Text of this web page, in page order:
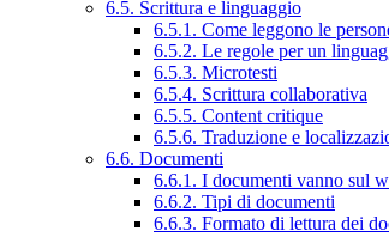
6.5. Scrittura e linguaggio
6.5.1. Come leggono le
6.5.2. Le regole per un
6.5.3. Microtesti
6.5.4. Scrittura collaborativa
6.5.5. Content critique
6.5.6. Traduzione e
6.6. Documenti
6.6.1. I documenti vanno sul
6.6.2. Tipi di documenti
6.6.3. Formato di lettura dei